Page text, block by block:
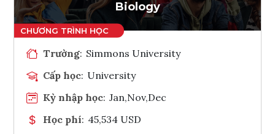
Biology
Trường: Simmons University
Cấp học: University
Kỳ nhập học: Jan,Nov,Dec
Học phí: 45,534 USD